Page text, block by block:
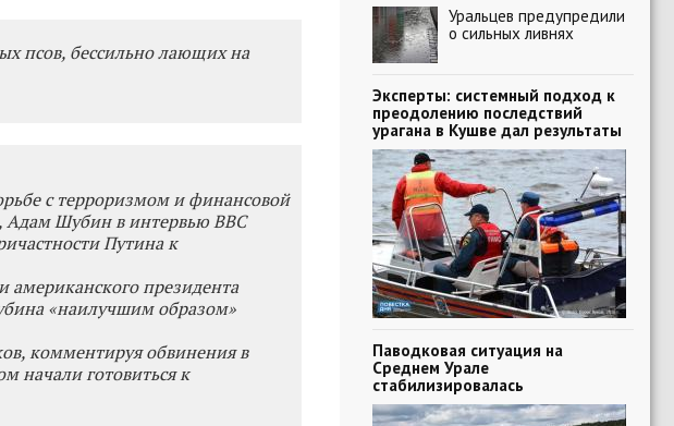
псов, бессильно лающих на
с терроризмом и финансовой
Адам Шубин в интервью BBC
Путина к
президента
«наилучшим образом»
комментируя обвинения в
начали готовиться к
Уральцев предупредили
о сильных ливнях
Эксперты: системный подход к
преодолению последствий
урагана в Кушве дал результаты
Паводковая ситуация на
Среднем Урале
стабилизировалась